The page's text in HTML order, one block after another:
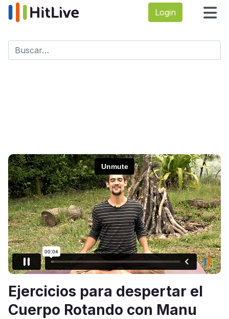
Login
Buscar
Ejercicios para despertar el
Cuerpo Rotando con Manu